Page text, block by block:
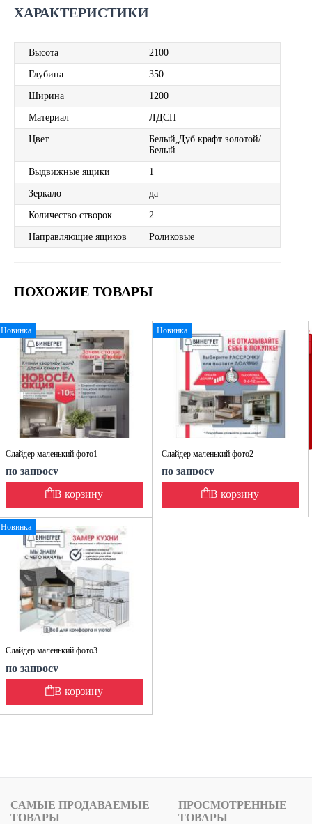
ХАРАКТЕРИСТИКИ
Высота 2100
Глубина 350
Ширина 1200
Материал ЛДСП
Цвет
Белый,Дуб крафт золотой/
Белый
Выдвижные ящики 1
Зеркало да
Количество створок 2
Направляющие ящиков Роликовые
ПОХОЖИЕ ТОВАРЫ
Новинка
Слайдер маленький фото1
по запросу
В корзину
Новинка
Слайдер маленький фото2
по запросу
В корзину
Новинка
Слайдер маленький фото3
по запросу
В корзину
САМЫЕ ПРОДАВАЕМЫЕ
ТОВАРЫ
ПРОСМОТРЕННЫЕ
ТОВАРЫ